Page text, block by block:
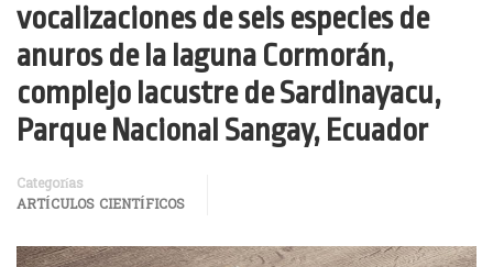
vocalizaciones de seis especies de
anuros de la laguna Cormorán,
complejo lacustre de Sardinayacu,
Parque Nacional Sangay, Ecuador
Categorías
ARTÍCULOS CIENTÍFICOS